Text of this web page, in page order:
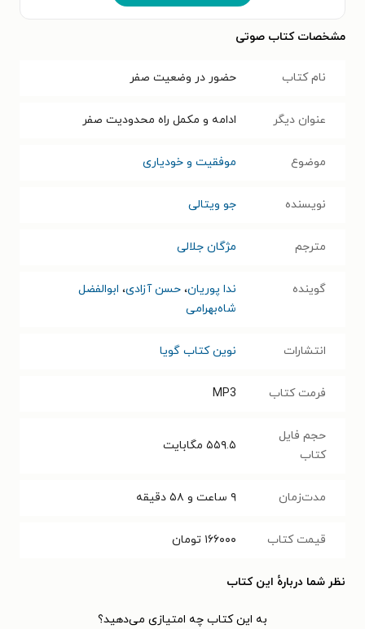
مشخصات کتاب صوتی
نام کتاب حضور در وضعیت صفر
عنوان دیگر ادامه و مکمل راه محدودیت صفر
موضوع موفقیت و خودیاری
نویسنده جو ویتالی
مترجم مژگان جلالی
گوینده ندا پوریان، حسن آزادی، ابوالفضل
شاه‌بهرامی
انتشارات نوین کتاب گویا
فرمت کتاب MP3
حجم فایل
کتاب
۵۵۹.۵ مگابایت
مدت‌زمان ۹ ساعت و ۵۸ دقیقه
قیمت کتاب ۱۶۶۰۰۰ تومان
نظر شما دربارهٔ این کتاب
به این کتاب چه امتیازی می‌دهید؟